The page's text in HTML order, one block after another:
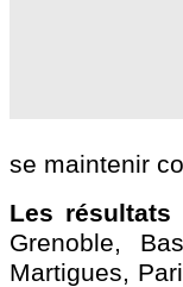
se maintenir
Les
Grenoble,
Martigues,